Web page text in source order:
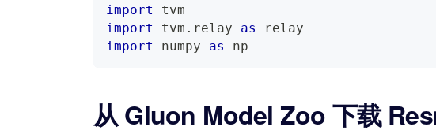
import
tvm
import
tvm . relay as
relay
import
numpy as np
从 Gluon Model Zoo 下载